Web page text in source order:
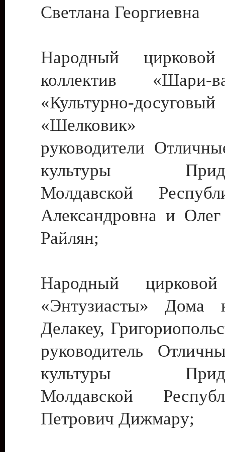
Светлана Георгиевна
Народный цирковой
коллектив
«Культурно-
«Шелковик»
руководители
культуры
Молдавской
Александровна и
Райлян;
Народный цирковой
«Энтузиасты» Дома
Делакеу,
руководитель
культуры
Молдавской
Петрович Дижмару;